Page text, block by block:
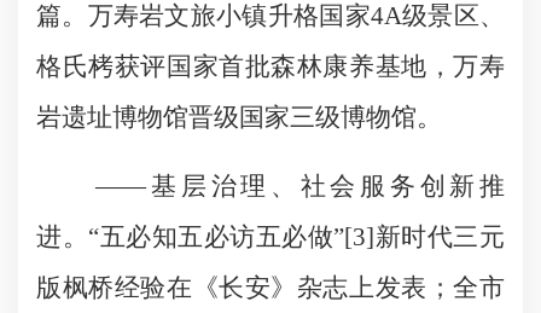
篇。万寿岩文旅小镇升格国家4A级景区、
格氏栲获评国家首批森林康养基地，万寿
岩遗址博物馆晋级国家三级博物馆。
——基层治理、社会服务创新推
进。“五必知五必访五必做”[3]新时代三元
版枫桥经验在《长安》杂志上发表；全市